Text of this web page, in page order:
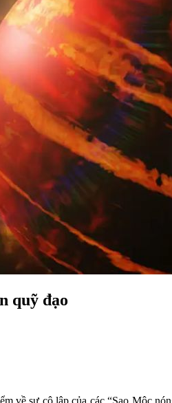
quỹ đạo
về sự cô lập của các “Sao Mộc